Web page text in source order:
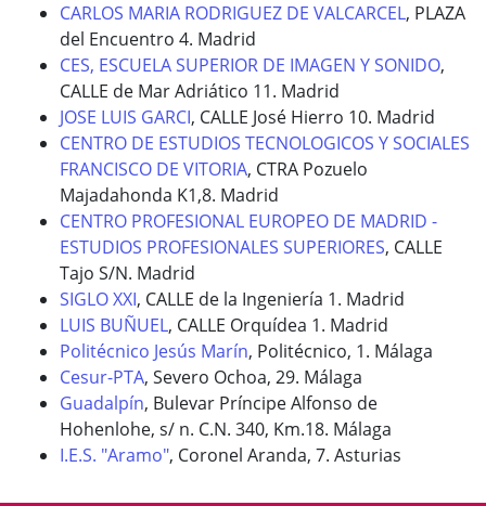
CARLOS MARIA RODRIGUEZ DE VALCARCEL, PLAZA
del Encuentro 4. Madrid
CES, ESCUELA SUPERIOR DE IMAGEN Y SONIDO,
CALLE de Mar Adriático 11. Madrid
JOSE LUIS GARCI, CALLE José Hierro 10. Madrid
CENTRO DE ESTUDIOS TECNOLOGICOS Y SOCIALES
FRANCISCO DE VITORIA, CTRA Pozuelo
Majadahonda K1,8. Madrid
CENTRO PROFESIONAL EUROPEO DE MADRID -
ESTUDIOS PROFESIONALES SUPERIORES, CALLE
Tajo S/N. Madrid
SIGLO XXI, CALLE de la Ingeniería 1. Madrid
LUIS BUÑUEL, CALLE Orquídea 1. Madrid
Politécnico Jesús Marín, Politécnico, 1. Málaga
Cesur-PTA, Severo Ochoa, 29. Málaga
Guadalpín, Bulevar Príncipe Alfonso de
Hohenlohe, s/ n. C.N. 340, Km.18. Málaga
I.E.S. "Aramo", Coronel Aranda, 7. Asturias